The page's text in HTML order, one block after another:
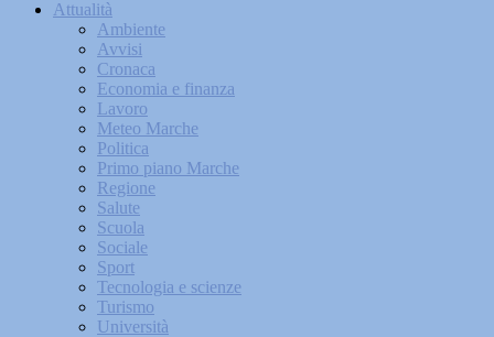
Attualità
Ambiente
Avvisi
Cronaca
Economia e finanza
Lavoro
Meteo Marche
Politica
Primo piano Marche
Regione
Salute
Scuola
Sociale
Sport
Tecnologia e scienze
Turismo
Università